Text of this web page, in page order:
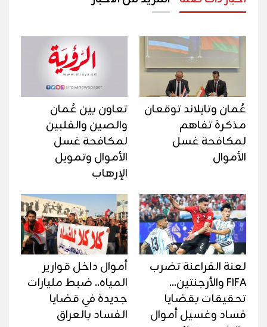
عُمان وتايلاند توقعان
مذكرة تفاهم
لمكافحة غسل
الأموال
تعاون بين عُمان
والصين والفلبين
لمكافحة غسل
الأموال وتمويل
الإرهاب
لعنة الفراعنة تضرب
FIFA والأرجنتين...
تحقيقات بقضايا
فساد وغسيل أموال
أموال داخل قوارير
المياه.. ضبط مليارات
جديدة في قضايا
الفساد بالعراق